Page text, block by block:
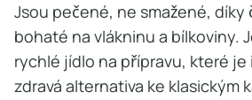
Jsou pečené, ne smažené, díky
bohaté na vlákninu a bílkoviny.
rychlé jídlo na přípravu, které je
zdravá alternativa ke klasickým